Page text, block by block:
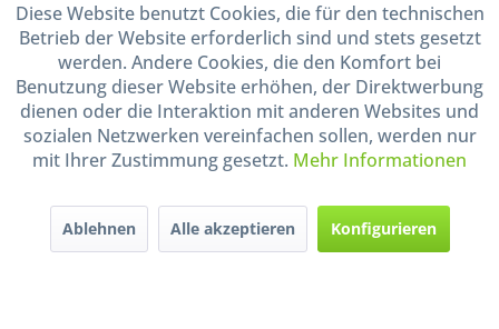
Shop Service
Informationen
Handel mit BIO-Weinen
durch DE-ÖKO-009
Diese Website benutzt Cookies, die für den technischen
Betrieb der Website erforderlich sind und stets gesetzt
werden. Andere Cookies, die den Komfort bei
Benutzung dieser Website erhöhen, der Direktwerbung
dienen oder die Interaktion mit anderen Websites und
sozialen Netzwerken vereinfachen sollen, werden nur
mit Ihrer Zustimmung gesetzt. Mehr Informationen
Ablehnen Alle akzeptieren Konfigurieren